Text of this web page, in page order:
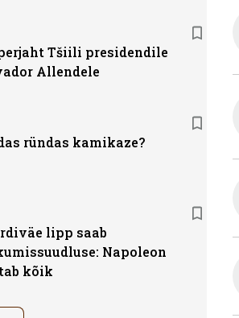
Tšiili presidendile
Allendele
ründas kamikaze?
lipp saab
Napoleon
kõik